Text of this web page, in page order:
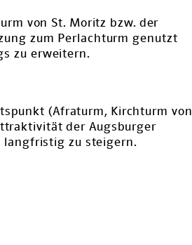
von St. Moritz bzw. der
zum Perlachturm genutzt
zu erweitern.
(Afraturm, Kirchturm von
der Augsburger
langfristig zu steigern.